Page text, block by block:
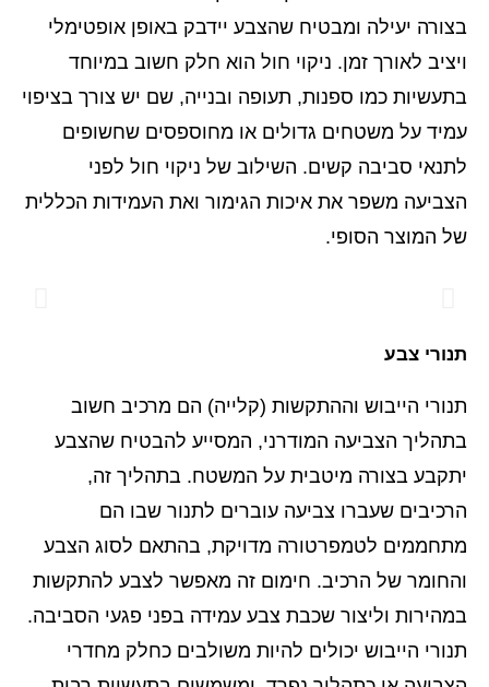
בצורה יעילה ומבטיח שהצבע יידבק באופן אופטימלי
ויציב לאורך זמן. ניקוי חול הוא חלק חשוב במיוחד
בתעשיות כמו ספנות, תעופה ובנייה, שם יש צורך בציפוי
עמיד על משטחים גדולים או מחוספסים שחשופים
לתנאי סביבה קשים. השילוב של ניקוי חול לפני
הצביעה משפר את איכות הגימור ואת העמידות הכללית
של המוצר הסופי.
תנורי צבע
תנורי הייבוש וההתקשות (קלייה) הם מרכיב חשוב
בתהליך הצביעה המודרני, המסייע להבטיח שהצבע
יתקבע בצורה מיטבית על המשטח. בתהליך זה,
הרכיבים שעברו צביעה עוברים לתנור שבו הם
מתחממים לטמפרטורה מדויקת, בהתאם לסוג הצבע
והחומר של הרכיב. חימום זה מאפשר לצבע להתקשות
במהירות וליצור שכבת צבע עמידה בפני פגעי הסביבה.
תנורי הייבוש יכולים להיות משולבים כחלק מחדרי